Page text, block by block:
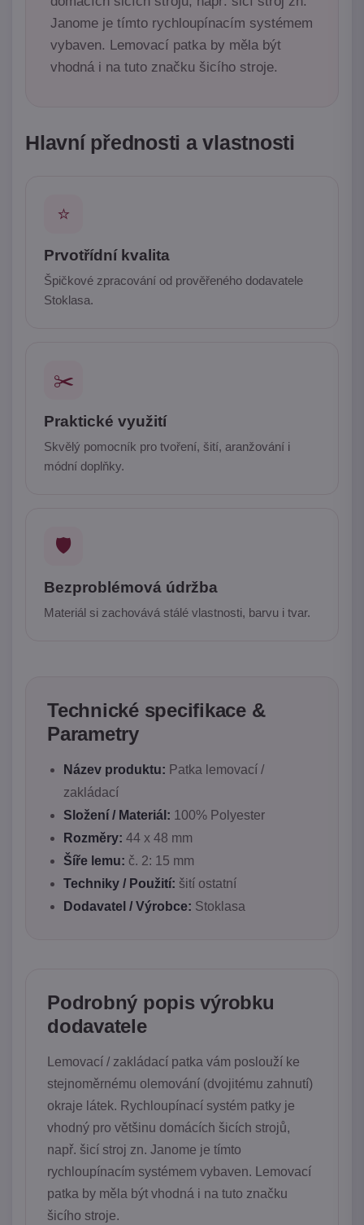
Janome je tímto rychloupínacím systémem
vybaven. Lemovací patka by měla být
vhodná i na tuto značku šicího stroje.
Hlavní přednosti a vlastnosti
⭐
Prvotřídní kvalita
Špičkové zpracování od prověřeného dodavatele
Stoklasa.
✂️
Praktické využití
Skvělý pomocník pro tvoření, šití, aranžování i
módní doplňky.
🛡️
Bezproblémová údržba
Materiál si zachovává stálé vlastnosti, barvu i tvar.
Technické specifikace &
Parametry
Název produktu: Patka lemovací /
zakládací
Složení / Materiál: 100% Polyester
Rozměry: 44 x 48 mm
Šíře lemu: č. 2: 15 mm
Techniky / Použití: šití ostatní
Dodavatel / Výrobce: Stoklasa
Podrobný popis výrobku
dodavatele
Lemovací / zakládací patka vám poslouží ke
stejnoměrnému olemování (dvojitému zahnutí)
okraje látek. Rychloupínací systém patky je
vhodný pro většinu domácích šicích strojů,
např. šicí stroj zn. Janome je tímto
rychloupínacím systémem vybaven. Lemovací
patka by měla být vhodná i na tuto značku
šicího stroje.